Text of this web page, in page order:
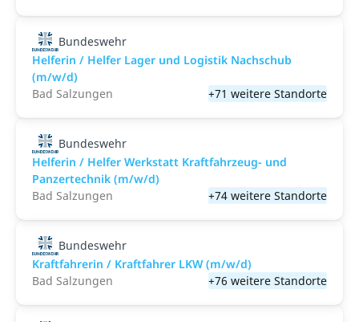
Bundeswehr
Helferin / Helfer Lager und Logistik Nachschub
(m/w/d)
Bad Salzungen
+71 weitere Standorte
Bundeswehr
Helferin / Helfer Werkstatt Kraftfahrzeug- und
Panzertechnik (m/w/d)
Bad Salzungen
+74 weitere Standorte
Bundeswehr
Kraftfahrerin / Kraftfahrer LKW (m/w/d)
Bad Salzungen
+76 weitere Standorte